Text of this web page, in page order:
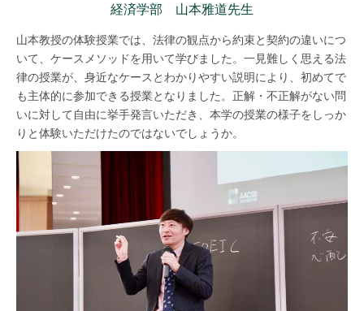
経済学部 山本雅道先生
山本教授の体験授業では、法律の観点から約束と契約の違いにつ
いて、ケースメソッドを用いて学びました。一見難しく思える法
律の授業が、身近なケースとわかりやすい説明により、初めてで
も主体的に参加できる授業となりました。正解・不正解がない問
いに対して自由に挙手発言いただき、本学の授業の様子をしっか
りと体験いただけたのではないでしょうか。